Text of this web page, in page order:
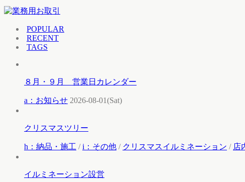
POPULAR
RECENT
TAGS
８月・９月 営業日カレンダー
a：お知らせ 2026-08-01(Sat)
クリスマスツリー
h：納品・施工 /i：その他 / クリスマスイルミネーション / 店
イルミネーション設営